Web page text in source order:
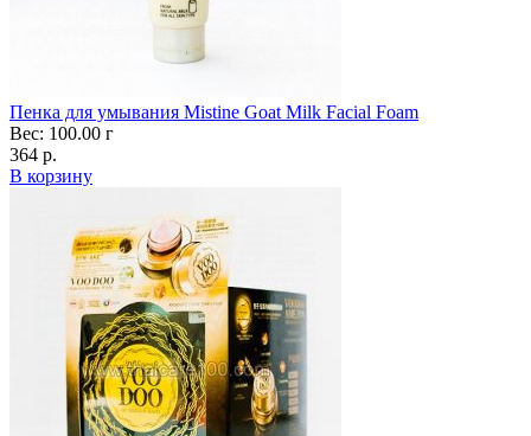
Пенка для умывания Mistine Goat Milk Facial Foam
Вес: 100.00 г
364 р.
В корзину